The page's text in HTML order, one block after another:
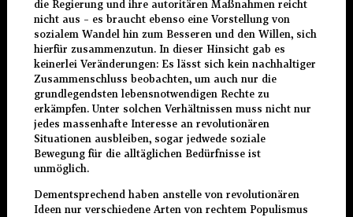
die Regierung und ihre autoritären Maßnahmen reicht
nicht aus – es braucht ebenso eine Vorstellung von
sozialem Wandel hin zum Besseren und den Willen, sich
hierfür zusammenzutun. In dieser Hinsicht gab es
keinerlei Veränderungen: Es lässt sich kein nachhaltiger
Zusammenschluss beobachten, um auch nur die
grundlegendsten lebensnotwendigen Rechte zu
erkämpfen. Unter solchen Verhältnissen muss nicht nur
jedes massenhafte Interesse an revolutionären
Situationen ausbleiben, sogar jedwede soziale
Bewegung für die alltäglichen Bedürfnisse ist
unmöglich.
Dementsprechend haben anstelle von revolutionären
Ideen nur verschiedene Arten von rechtem Populismus